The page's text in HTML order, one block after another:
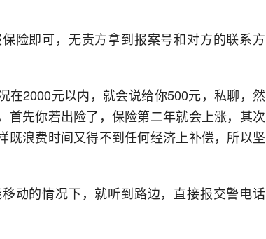
险即可，无责方拿到报案号和对方的联系方
在2000元以内，就会说给你500元，私聊，然
首先你若出险了，保险第二年就会上涨，其次
既浪费时间又得不到任何经济上补偿，所以坚
动的情况下，就听到路边，直接报交警电话